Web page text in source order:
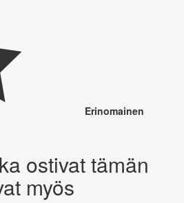
Erinomainen
ostivat tämän
myös